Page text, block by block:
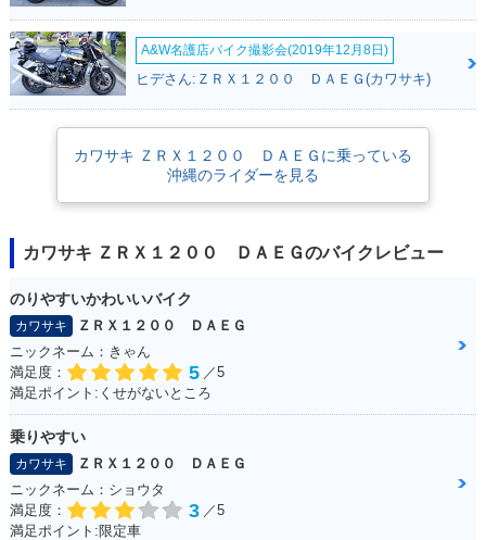
AEG・カラーチェン
AEG・新登場
A&W名護店バイク撮影会(2019年12月8日)
ヒデさん:ＺＲＸ１２００ ＤＡＥＧ(カワサキ)
カワサキ ＺＲＸ１２００ ＤＡＥＧに乗っている
沖縄のライダーを見る
カワサキ ＺＲＸ１２００ ＤＡＥＧのバイクレビュー
のりやすいかわいいバイク
カワサキ
ＺＲＸ１２００ ＤＡＥＧ
ニックネーム：きゃん
満足度：
5 ／5
満足ポイント:くせがないところ
乗りやすい
カワサキ
ＺＲＸ１２００ ＤＡＥＧ
ニックネーム：ショウタ
満足度：
3 ／5
満足ポイント:限定車